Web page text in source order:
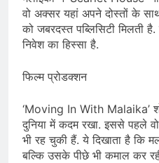
वो अक्सर यहां अपने दोस्तों के
को जबरदस्त पब्लिसिटी मिलती
निवेश का हिस्सा है.
फिल्म प्रोडक्शन
‘Moving In With Malaika’
दुनिया में कदम रखा. इससे पहले
भी रह चुकी हैं. ये दिखाता है कि
बल्कि उसके पीछे भी कमाल कर